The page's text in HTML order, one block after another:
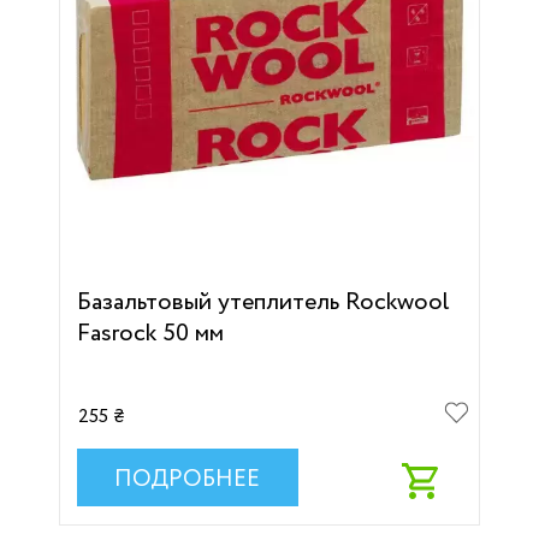
Базальтовый утеплитель Rockwool
Fasrock 50 мм
255 ₴
ПОДРОБНЕЕ